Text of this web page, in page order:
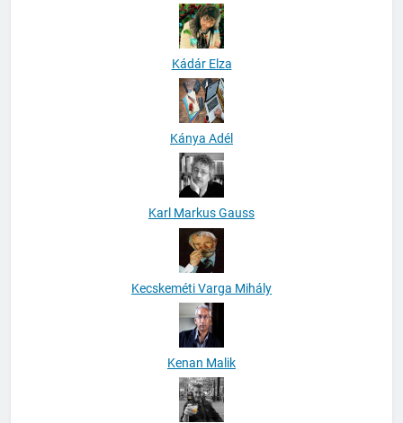
Kádár Elza
Kánya Adél
Karl Markus Gauss
Kecskeméti Varga Mihály
Kenan Malik